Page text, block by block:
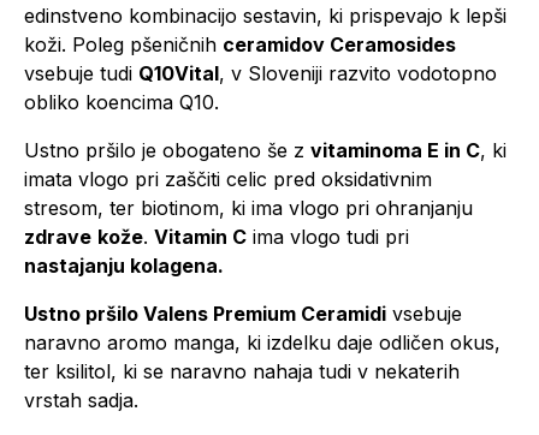
edinstveno kombinacijo sestavin, ki prispevajo k lepši
koži. Poleg pšeničnih ceramidov Ceramosides
vsebuje tudi Q10Vital, v Sloveniji razvito vodotopno
obliko koencima Q10.
Ustno pršilo je obogateno še z vitaminoma E in C, ki
imata vlogo pri zaščiti celic pred oksidativnim
stresom, ter biotinom, ki ima vlogo pri ohranjanju
zdrave kože. Vitamin C ima vlogo tudi pri
nastajanju kolagena.
Ustno pršilo Valens Premium Ceramidi vsebuje
naravno aromo manga, ki izdelku daje odličen okus,
ter ksilitol, ki se naravno nahaja tudi v nekaterih
vrstah sadja.